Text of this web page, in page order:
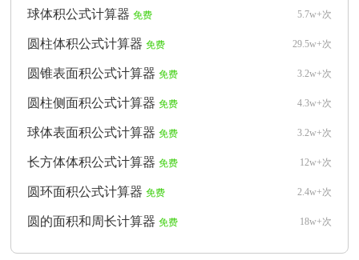
5.7w+次
球体积公式计算器 免费
29.5w+次
圆柱体积公式计算器 免费
3.2w+次
圆锥表面积公式计算器 免费
4.3w+次
圆柱侧面积公式计算器 免费
3.2w+次
球体表面积公式计算器 免费
12w+次
长方体体积公式计算器 免费
2.4w+次
圆环面积公式计算器 免费
18w+次
圆的面积和周长计算器 免费